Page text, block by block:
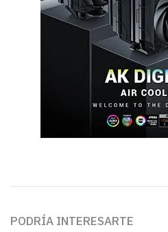
PODRÍA INTERESARTE